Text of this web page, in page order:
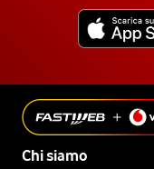
Chi siamo